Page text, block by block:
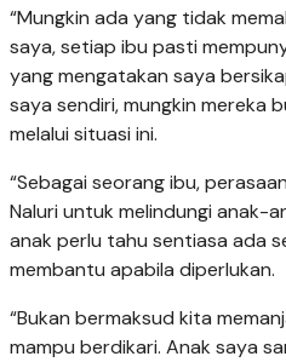
“Mungkin ada yang tidak
saya, setiap ibu pasti
yang mengatakan saya
saya sendiri, mungkin mereka
melalui situasi ini.
“Sebagai seorang ibu,
Naluri untuk melindungi anak-
anak perlu tahu sentiasa ada
membantu apabila diperlukan.
“Bukan bermaksud kita
mampu berdikari. Anak saya